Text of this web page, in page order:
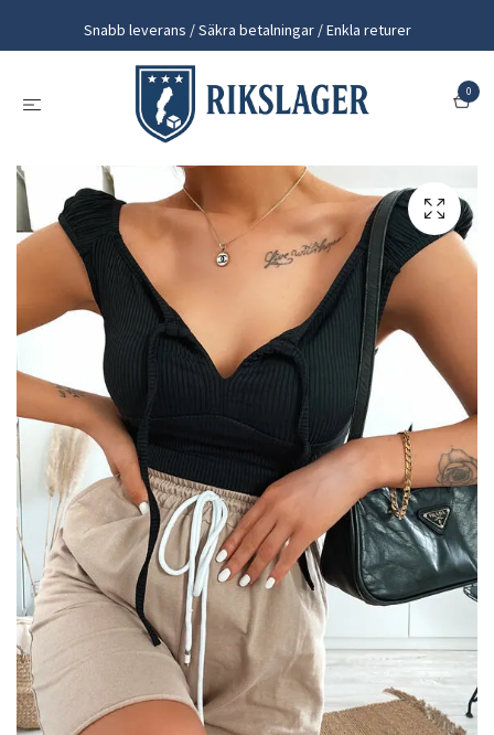
Snabb leverans / Säkra betalningar / Enkla returer
0